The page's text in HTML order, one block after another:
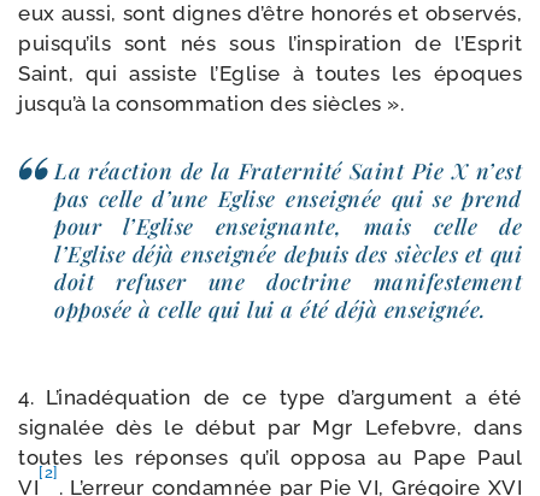
eux aus­si, sont dignes d’être hono­rés et obser­vés,
puisqu’ils sont nés sous l’inspiration de l’Esprit
Saint, qui assiste l’Eglise à toutes les époques
jusqu’à la consom­ma­tion des siècles ».
La réac­tion de la Fraternité Saint Pie X n’est
pas celle d’une Eglise ensei­gnée qui se prend
pour l’Eglise ensei­gnante, mais celle de
l’Eglise déjà ensei­gnée depuis des siècles et qui
doit refu­ser une doc­trine mani­fes­te­ment
oppo­sée à celle qui lui a été déjà enseignée.
4. L’inadéquation de ce type d’argument a été
signa­lée dès le début par Mgr Lefebvre, dans
toutes les réponses qu’il oppo­sa au Pape Paul
VI
[2]
. L’erreur condam­née par Pie VI, Grégoire XVI